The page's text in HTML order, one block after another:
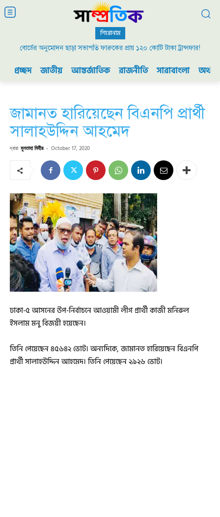
শিরোনাম
বোর্ডের অনুমোদন ছাড়া সভাপতি ফারুকের প্রায় ১২০ কোটি টাকা ট্রান্সফার!
প্রচ্ছদ জাতীয় আন্তর্জাতিক রাজনীতি সারাবাংলা
জামানত হারিয়েছেন বিএনপি প্রার্থী
সালাহউদ্দিন আহমেদ
দ্বারা মুনতাহা মিহীর - October 17, 2020
ঢাকা-৫ আসনের উপ-নির্বাচনে আওয়ামী লীগ প্রার্থী কাজী মনিরুল
ইসলাম মনু বিজয়ী হয়েছেন।
তিনি পেয়েছেন ৪৫৬৪২ ভোট। অন্যদিকে, জামানত হারিয়েছেন বিএনপি
প্রার্থী সালাহউদ্দিন আহমেদ। তিনি পেয়েছেন ২৯২৬ ভোট।